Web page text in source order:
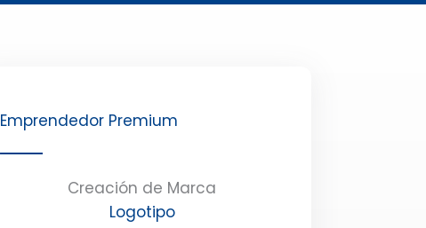
Emprendedor Premium
Creación de Marca
Logotipo